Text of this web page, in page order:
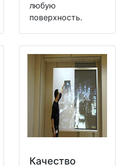
любую
поверхность.
Качество